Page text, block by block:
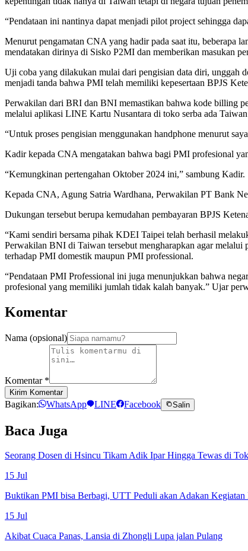
“Pendataan ini nantinya dapat menjadi pilot project sehingga
Menurut pengamatan CNA yang hadir pada saat itu, beberapa
mendatakan dirinya di Sisko P2MI dan memberikan masukan
Uji coba yang dilakukan mulai dari pengisian data diri, unggah
menjadi tanda bahwa PMI telah memiliki kepesertaan BPJS
Perwakilan dari BRI dan BNI memastikan bahwa kode billing
melalui aplikasi LINE Kartu Nusantara di toko serba ada
“Untuk proses pengisian menggunakan handphone menurut
Kadir kepada CNA mengatakan bahwa bagi PMI profesional
“Kemungkinan pertengahan Oktober 2024 ini,” sambung Kadir.
Kepada CNA, Agung Satria Wardhana, Perwakilan PT Bank
Dukungan tersebut berupa kemudahan pembayaran BPJS
“Kami sendiri bersama pihak KDEI Taipei telah berhasil
Perwakilan BNI di Taiwan tersebut mengharapkan agar
terhadap PMI domestik maupun PMI professional.
“Pendataan PMI Professional ini juga menunjukkan bahwa
profesional yang memiliki jumlah tidak kalah banyak.” Ujar
Komentar
Nama (opsional)
Komentar *
Kirim Komentar
Bagikan: WhatsApp LINE Facebook Salin
Baca Juga
Seorang Dosen di Hsincu Tikam Adik Ipar Hingga Tewas di
15 Jul
Buktikan PMI bisa Berbagi, UTT Peduli akan Adakan
15 Jul
Akibat Cuaca Panas, Lansia di Zhongli Lupa jalan Pulang